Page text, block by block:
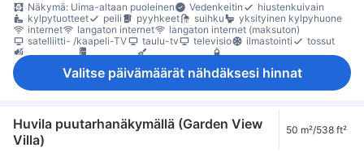
Näkymä: Uima-altaan puoleinen
Vedenkeitin
hiustenkuivain
kylpytuotteet
peili pyyhkeet suihku
yksityinen kylpyhuone
internet
langaton internet
langaton internet (maksuton)
satelliitti- /kaapeli-TV
taulu-tv televisio ilmastointi
tossut
äänieristys
jääkaappi keittokomero
maksuton pullovesi
puu- /parkettilattia
Roskakorit sohva kaappi
naulakko
Valitse päivämäärät nähdäksesi hinnat
Huvila puutarhanäkymällä (Garden View
Villa)
50 m²/538 ft²